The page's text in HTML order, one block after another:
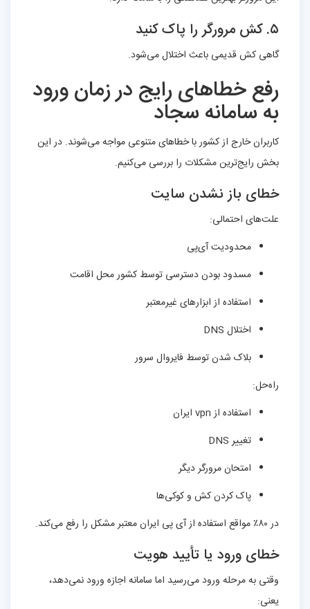
گاهی کش قدیمی باعث اختلال می‌شود.
رفع خطاهای رایج در زمان ورود
به سامانه سجاد
کاربران خارج از کشور با خطاهای متنوعی مواجه می‌شوند. در این
بخش رایج‌ترین مشکلات را بررسی می‌کنیم.
خطای باز نشدن سایت
علت‌های احتمالی:
محدودیت آی‌پی
مسدود بودن دسترسی توسط کشور محل اقامت
استفاده از ابزارهای غیرمعتبر
اختلال DNS
بلاک شدن توسط فایروال سرور
راه‌حل:
استفاده از vpn ایران
تغییر DNS
امتحان مرورگر دیگر
پاک کردن کش و کوکی‌ها
خطای ورود یا تأیید هویت
وقتی به مرحله ورود می‌رسید اما سامانه اجازه ورود نمی‌دهد،
یعنی: